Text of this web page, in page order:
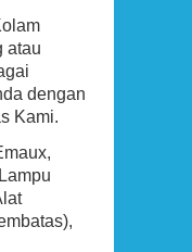
atau
dengan
Kami.